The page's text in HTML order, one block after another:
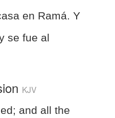
en Ramá. Y
se fue al
KJV
and all the